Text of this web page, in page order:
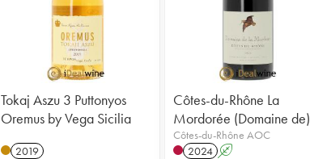
Tokaj Aszu 3 Puttonyos
Oremus by Vega Sicilia
2019
Côtes-du-Rhône La
Mordorée (Domaine de)
Côtes-du-Rhône AOC
2024 A